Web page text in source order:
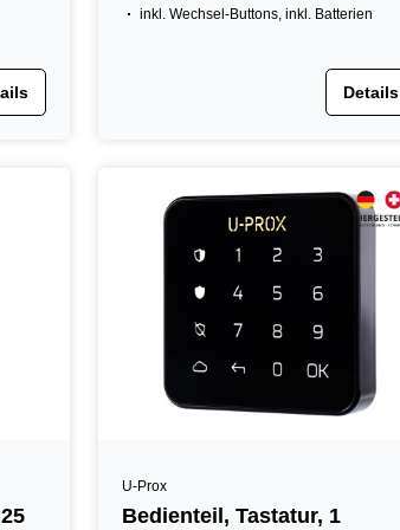
inkl. Wechsel-Buttons, inkl. Batterien
Details
U-Prox
Bedienteil, Tastatur, 1